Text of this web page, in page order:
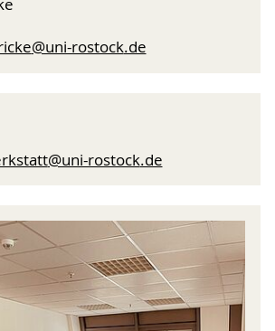
@uni-rostock.de
@uni-rostock.de